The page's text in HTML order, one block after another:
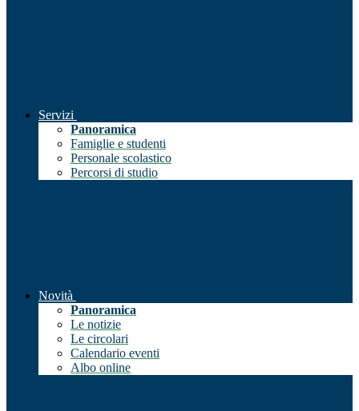
Servizi
Panoramica
Famiglie e studenti
Personale scolastico
Percorsi di studio
Novità
Panoramica
Le notizie
Le circolari
Calendario eventi
Albo online